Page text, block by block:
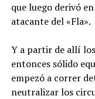
que luego derivó
atacante del «Fla».
Y a partir de allí
entonces sólido
empezó a correr
neutralizar los